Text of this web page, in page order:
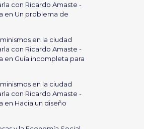
con Ricardo Amaste -
en Un problema de
en la ciudad
con Ricardo Amaste -
en Guía incompleta para
en la ciudad
con Ricardo Amaste -
en Hacia un diseño